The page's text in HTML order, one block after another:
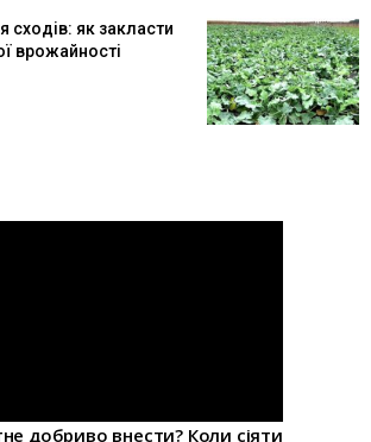
сходів: як закласти
врожайності
добриво внести? Коли сіяти